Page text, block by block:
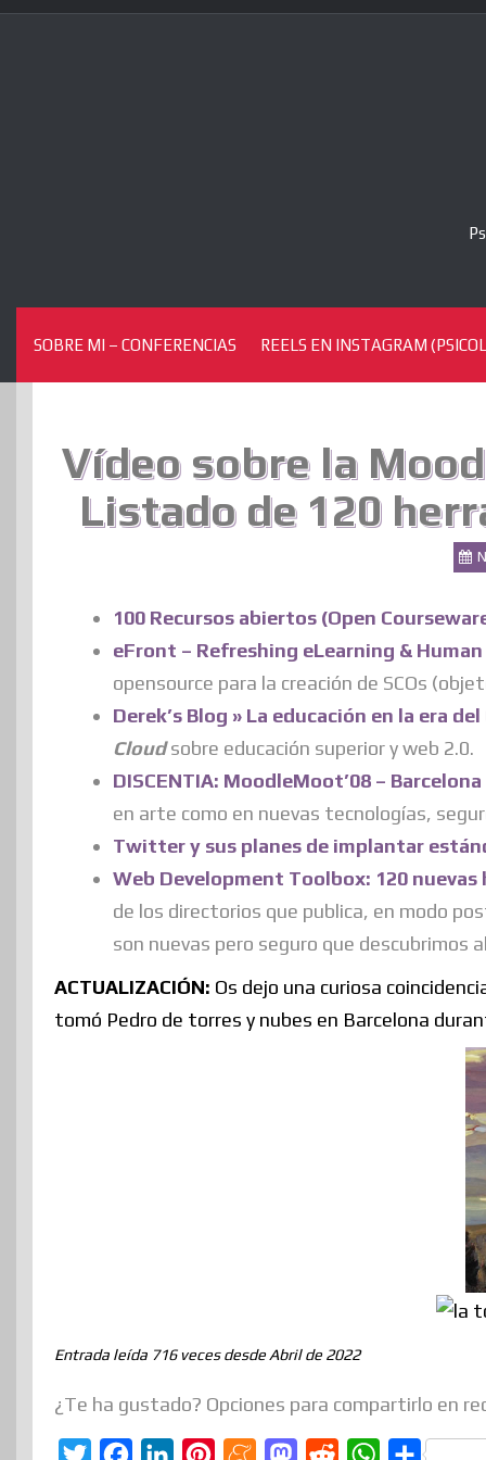
Skip
SOBRE MI – CONFERENCIAS REELS EN INSTAGRAM
Vídeo sobre la
Listado de 120
100 Recursos abiertos (Open
eFront – Refreshing eLearning &
opensource para la creación de SCOs
Derek’s Blog » La educación en la era
Cloud sobre educación superior y web 2.0.
DISCENTIA: MoodleMoot’08 –
en arte como en nuevas tecnologías,
Twitter y sus planes de implantar
Web Development Toolbox: 120
de los directorios que publica, en modo
son nuevas pero seguro que descubrimos
ACTUALIZACIÓN: Os dejo una curiosa
tomó Pedro de torres y nubes en Barcelona
Entrada leída 716 veces desde Abril de 2022
¿Te ha gustado? Opciones para compartirlo en
M
M
W
C